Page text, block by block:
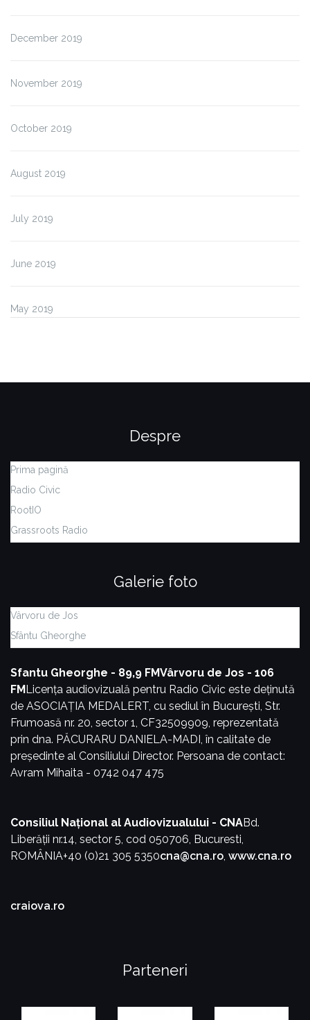
December 2019
November 2019
October 2019
August 2019
July 2019
June 2019
May 2019
Despre
Prima pagină
Radio Civic
RootIO
Grassroots Radio
Galerie foto
Vârvoru de Jos
Sfântu Gheorghe
Sfantu Gheorghe - 89,9 FMVârvoru de Jos - 106
FMLicența audiovizuală pentru Radio Civic este deținută
de ASOCIAȚIA MEDALERT, cu sediul în București, Str.
Frumoasă nr. 20, sector 1, CF32509909, reprezentată
prin dna. PĂCURARU DANIELA-MADI, în calitate de
președinte al Consiliului Director. Persoana de contact:
Avram Mihaita - 0742 047 475
Consiliul Național al Audiovizualului - CNABd.
Liberății nr.14, sector 5, cod 050706, Bucuresti,
ROMÂNIA+40 (0)21 305 5350cna@cna.ro, www.cna.ro
craiova.ro
Parteneri